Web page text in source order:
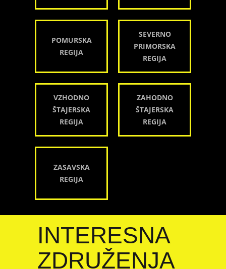
POMURSKA
REGIJA
SEVERNO
PRIMORSKA
REGIJA
VZHODNO
ŠTAJERSKA
REGIJA
ZAHODNO
ŠTAJERSKA
REGIJA
ZASAVSKA
REGIJA
INTERESNA
ZDRUŽENJA